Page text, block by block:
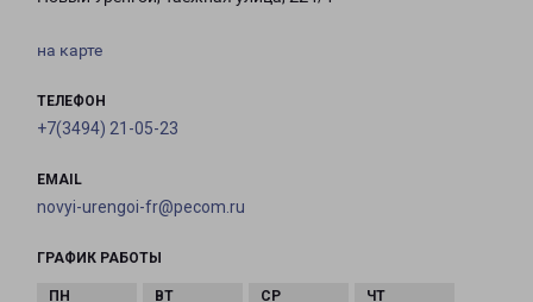
на карте
ТЕЛЕФОН
+7(3494) 21-05-23
EMAIL
novyi-urengoi-fr@pecom.ru
ГРАФИК РАБОТЫ